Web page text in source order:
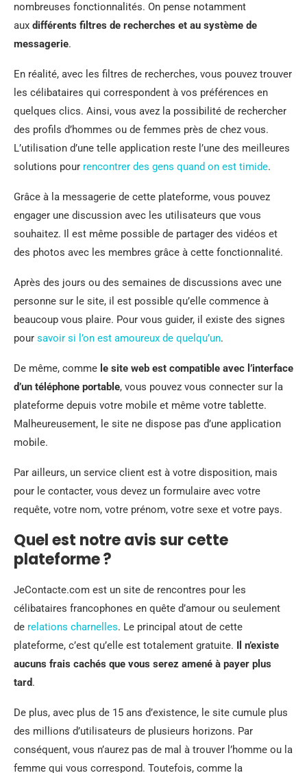
nombreuses fonctionnalités. On pense notamment
aux différents filtres de recherches et au système de
messagerie.
En réalité, avec les filtres de recherches, vous pouvez trouver
les célibataires qui correspondent à vos préférences en
quelques clics. Ainsi, vous avez la possibilité de rechercher
des profils d’hommes ou de femmes près de chez vous.
L’utilisation d’une telle application reste l’une des meilleures
solutions pour rencontrer des gens quand on est timide.
Grâce à la messagerie de cette plateforme, vous pouvez
engager une discussion avec les utilisateurs que vous
souhaitez. Il est même possible de partager des vidéos et
des photos avec les membres grâce à cette fonctionnalité.
Après des jours ou des semaines de discussions avec une
personne sur le site, il est possible qu’elle commence à
beaucoup vous plaire. Pour vous guider, il existe des signes
pour savoir si l’on est amoureux de quelqu’un.
De même, comme le site web est compatible avec l’interface
d’un téléphone portable, vous pouvez vous connecter sur la
plateforme depuis votre mobile et même votre tablette.
Malheureusement, le site ne dispose pas d’une application
mobile.
Par ailleurs, un service client est à votre disposition, mais
pour le contacter, vous devez un formulaire avec votre
requête, votre nom, votre prénom, votre sexe et votre pays.
Quel est notre avis sur cette
plateforme ?
JeContacte.com est un site de rencontres pour les
célibataires francophones en quête d’amour ou seulement
de relations charnelles. Le principal atout de cette
plateforme, c’est qu’elle est totalement gratuite. Il n’existe
aucuns frais cachés que vous serez amené à payer plus
tard.
De plus, avec plus de 15 ans d’existence, le site cumule plus
des millions d’utilisateurs de plusieurs horizons. Par
conséquent, vous n’aurez pas de mal à trouver l’homme ou la
femme qui vous correspond. Toutefois, comme la